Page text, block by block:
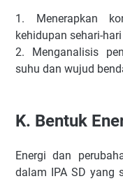
1.
Menerapkan
kehidupan sehari-hari
2.
Menganalisis
suhu dan wujud
K. Bentuk
Energi dan
dalam IPA SD yang